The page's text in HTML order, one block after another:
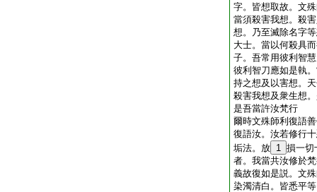
字。皆想取故。文
當須殺害我想。殺
想。乃至滅除名字
大士。當以何殺具
子。吾常用彼利智
彼利智刀應如是執
持之想及以害想。
殺害我想及衆生想
是吾當許汝梵行
爾時文殊師利復語
復語汝。汝若修行
垢法。放 1 損一切
者。我當共汝修於
義故復如是説。文
染濁清白。皆悉平